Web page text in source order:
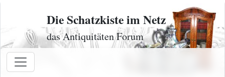
Zum Inhalt
Die Schatzkiste im Netz
das Antiquitäten Forum